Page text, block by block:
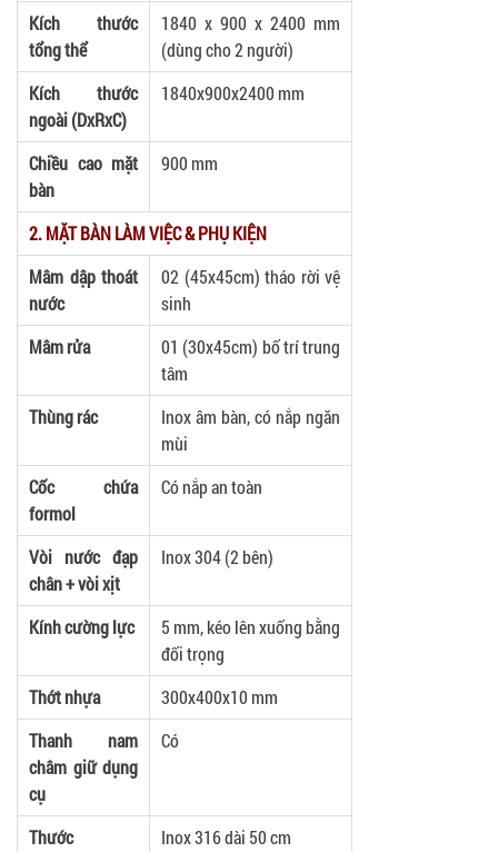
Kích thước
tổng thể
1840 x 900 x 2400 mm
(dùng cho 2 người)
Kích thước
ngoài (DxRxC)
1840x900x2400 mm
Chiều cao mặt
bàn
900 mm
2. MẶT BÀN LÀM VIỆC & PHỤ KIỆN
Mâm dập thoát
nước
02 (45x45cm) tháo rời vệ
sinh
Mâm rửa
01 (30x45cm) bố trí trung
tâm
Thùng rác
Inox âm bàn, có nắp ngăn
mùi
Cốc chứa
formol
Có nắp an toàn
Vòi nước đạp
chân + vòi xịt
Inox 304 (2 bên)
Kính cường lực
5 mm, kéo lên xuống bằng
đối trọng
Thớt nhựa
300x400x10 mm
Thanh nam
châm giữ dụng
cụ
Có
Thước Inox 316 dài 50 cm